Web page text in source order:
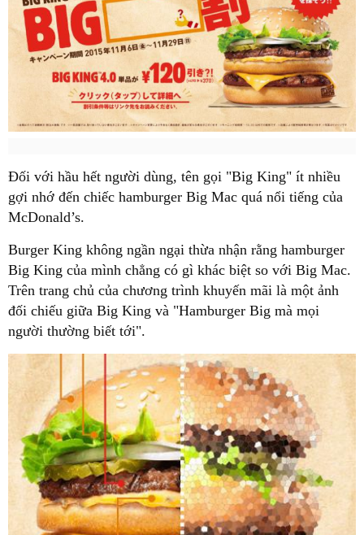
Đối với hầu hết người dùng, tên gọi "Big King" ít nhiều
gợi nhớ đến chiếc hamburger Big Mac quá nổi tiếng của
McDonald’s.
Burger King không ngần ngại thừa nhận rằng hamburger
Big King của mình chẳng có gì khác biệt so với Big Mac.
Trên trang chủ của chương trình khuyến mãi là một ảnh
đối chiếu giữa Big King và "Hamburger Big mà mọi
người thường biết tới".